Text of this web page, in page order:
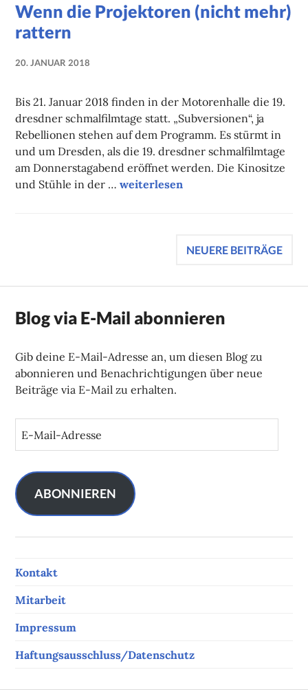
Wenn die Projektoren (nicht mehr)
rattern
20. JANUAR 2018
Bis 21. Januar 2018 finden in der Motorenhalle die 19.
dresdner schmalfilmtage statt. „Subversionen“, ja
Rebellionen stehen auf dem Programm. Es stürmt in
und um Dresden, als die 19. dresdner schmalfilmtage
am Donnerstagabend eröffnet werden. Die Kinositze
und Stühle in der …Wenn die Projektoren (nicht
weiterlesen
Beitragsnavigation
NEUERE BEITRÄGE
Blog via E-Mail abonnieren
Gib deine E-Mail-Adresse an, um diesen Blog zu
abonnieren und Benachrichtigungen über neue
Beiträge via E-Mail zu erhalten.
a
i
l
A
r
s
s
ABONNIEREN
Kontakt
Mitarbeit
Impressum
Haftungsausschluss/Datenschutz